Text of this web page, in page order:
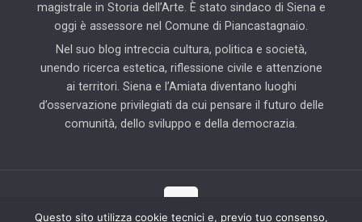
magistrale in Storia dell’Arte. È stato sindaco di Siena e
oggi è assessore nel Comune di Piancastagnaio.
Nel suo blog intreccia cultura, politica e società,
unendo ricerca estetica, riflessione civile e attenzione
ai territori. Siena e l’Amiata diventano luoghi
d’osservazione privilegiati da cui pensare il futuro delle
comunità, dello sviluppo e della democrazia.
Questo sito utilizza cookie tecnici e, previo tuo consenso,